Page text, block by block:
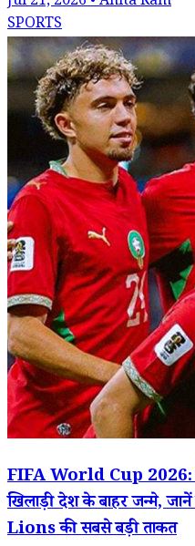
SPORTS
FIFA World Cup 2026:
खिलाड़ी देश के बाहर जन्मे,
Lions की सबसे बड़ी ताकत